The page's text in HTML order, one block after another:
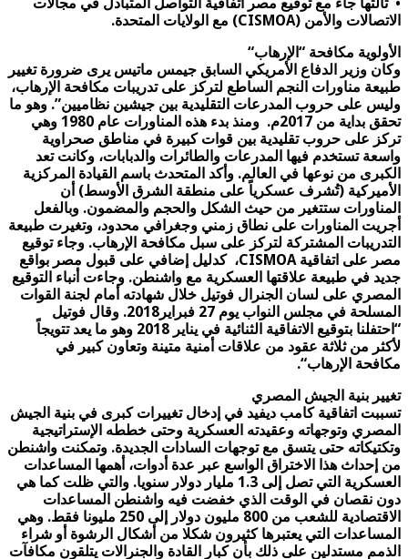
الاتصالات والأمن (CISMOA) مع الولايات المتحدة.
الأولوية مكافحة “الإرهاب“
وكان وزير الدفاع الأمريكي السابق جيمس ماتيس يرى ضرورة تغيير
طبيعة مناورات النجم الساطع لتركز على تدريبات مكافحة الإرهاب،
وليس على حروب المدرعات التقليدية بين جيشين نظاميين”. وهو ما
تحقق بداية من 2017م. ومنذ بدء هذه المناورات عام 1980 وهي
تركز على حروب تقليدية بين قوات كبيرة في مناطق صحراوية
واسعة تستخدم فيها المدرعات والطائرات والدبابات، وكانت تعد
الكبرى من نوعها في العالم. وأكد المتحدث باسم القيادة المركزية
الأميركية (تُشرف عسكرياً على منطقة الشرق الأوسط) أن
المناورات ستتغير من حيث الشكل والحجم والمضمون. وبالفعل
أجريت المناورات على نطاق زمني وجغرافي محدود، وتغيرت طبيعة
التدريبات المشتركة لتركز على سبل مكافحة الإرهاب. وجاء توقيع
مصر على اتفاقية
، كدليل إضافي على قبول مصر بواقع
جديد في طبيعة علاقتها العسكرية مع واشنطن. وجاءت أنباء التوقيع
المصري على لسان الجنرال فوتيل خلال شهادته أمام لجنة القوات
المسلحة في مجلس النواب يوم 27 فبراير2018. وقال فوتيل
“احتفلنا بتوقيع الاتفاقية الثنائية في يناير 2018 وهو ما يعد تتويجاً
لأكثر من ثلاثة عقود من علاقات أمنية متينة وتعاون كبير في
مكافحة الإرهاب“.
تغيير بنية الجيش المصري
تسببت اتفاقية كامب ديفيد في إدخال تغييرات كبرى في بنية الجيش
المصري وتوجهاته وعقيدته العسكرية وحتى خططه الإستراتيجية
وتكتيكاته حتى يتسق مع توجهات السادات الجديدة. وتمكنت واشنطن
من إحداث هذا الاختراق الواسع عبر عدة أدوات، أهمها المساعدات
العسكرية التي تصل إلى 1.3 مليار دولار سنويا. والتي ظلت كما هي
دون نقصان في الوقت الذي خفضت فيه واشنطن المساعدات
الاقتصادية للشعب من 800 مليون دولار إلى 250 مليونا فقط. وهي
المساعدات التي يعتبرها كثيرون شكلا من أشكال الرشوة أو شراء
الذمم مستدلين على ذلك بأن كبار القادة والجنرالات يتلقون مكافآت